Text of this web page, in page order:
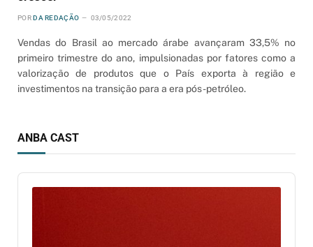
POR DA REDAÇÃO 03/05/2022
Vendas do Brasil ao mercado árabe avançaram 33,5% no
primeiro trimestre do ano, impulsionadas por fatores como a
valorização de produtos que o País exporta à região e
investimentos na transição para a era pós-petróleo.
ANBA CAST
Audio
Player